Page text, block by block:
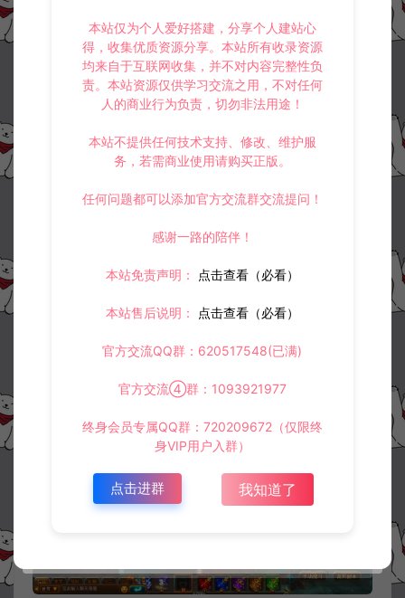
本站仅为个人爱好搭建，分享个人建站心
得，收集优质资源分享。本站所有收录资源
均来自于互联网收集，并不对内容完整性负
责。本站资源仅供学习交流之用，不对任何
人的商业行为负责，切勿非法用途！
本站不提供任何技术支持、修改、维护服
务，若需商业使用请购买正版。
任何问题都可以添加官方交流群交流提问！
感谢一路的陪伴！
本站免责声明： 点击查看（必看）
本站售后说明： 点击查看（必看）
官方交流QQ群：620517548(已满)
官方交流④群：1093921977
终身会员专属QQ群：720209672（仅限终
身VIP用户入群）
点击进群 我知道了